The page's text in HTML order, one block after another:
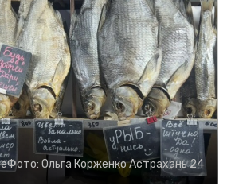
Фото: Ольга КорженкоАстрахань 24